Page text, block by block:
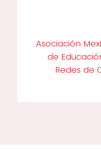
Asociación
de
Redes de